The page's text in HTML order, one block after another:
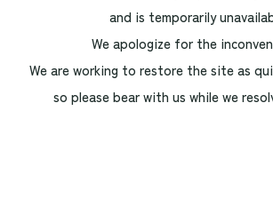
and is temporarily
We apologize for the
We are working to restore the site as
so please bear with us while we